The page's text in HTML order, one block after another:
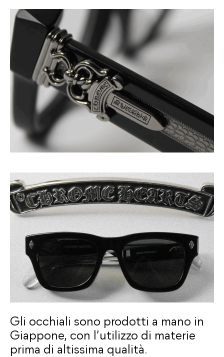
Gli occhiali sono prodotti a mano in
Giappone, con l’utilizzo di materie
prima di altissima qualità.